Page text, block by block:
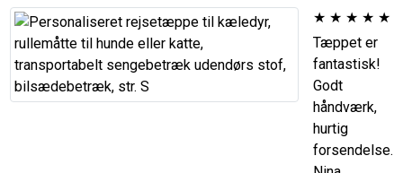
★ ★ ★ ★ ★
Tæppet er
fantastisk!
Godt
håndværk,
hurtig
forsendelse.